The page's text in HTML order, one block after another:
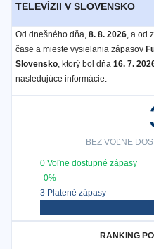
TELEVÍZII V SLOVENSKO
Od dnešného dňa, 8. 8. 2026, a od
čase a mieste vysielania zápasov
Slovensko, ktorý bol dňa 16. 7.
nasledujúce informácie:
BEZ VOĽNE
0 Voľne dostupné zápasy
0%
3 Platené zápasy
RANKING